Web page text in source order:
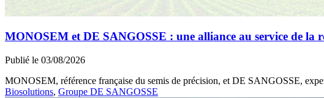
MONOSEM et DE SANGOSSE : une alliance au service de la
Publié le 03/08/2026
MONOSEM, référence française du semis de précision, et DE SANGOSSE,
Biosolutions, Groupe DE SANGOSSE